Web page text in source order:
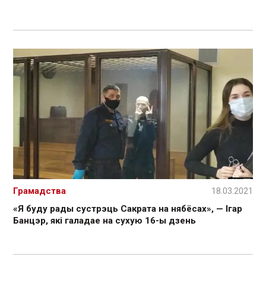
«Я буду рады сустрэць Сакрата на нябёсах», — Ігар
Банцэр, які галадае на сухую 16-ы дзень
Грамадства 18.03.2021